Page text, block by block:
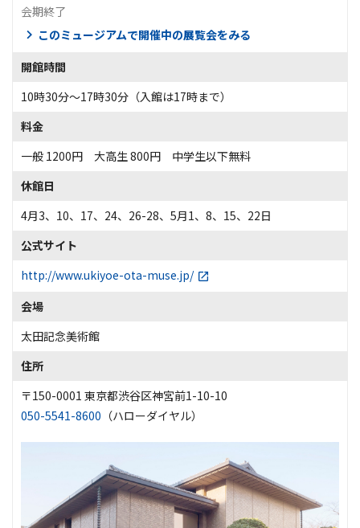
会期終了
このミュージアムで開催中の展覧会をみる
開館時間
10時30分～17時30分（入館は17時まで）
料金
一般 1200円 大高生 800円 中学生以下無料
休館日
4月3、10、17、24、26-28、5月1、8、15、22日
公式サイト
http://www.ukiyoe-ota-muse.jp/
会場
太田記念美術館
住所
〒150-0001 東京都渋谷区神宮前1-10-10
050-5541-8600 （ハローダイヤル）